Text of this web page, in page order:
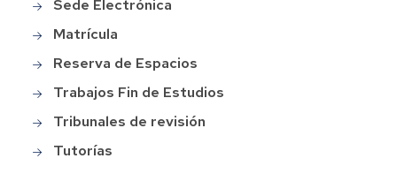
Sede Electrónica
Matrícula
Reserva de Espacios
Trabajos Fin de Estudios
Tribunales de revisión
Tutorías